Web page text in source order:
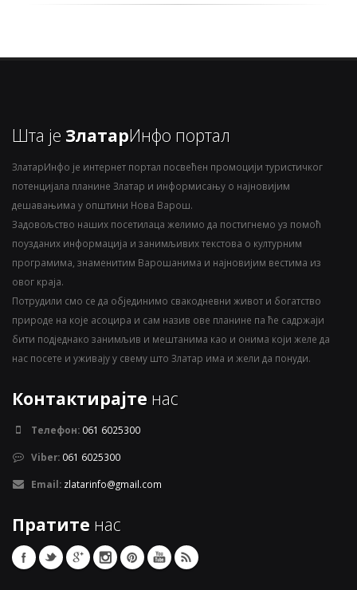
Шта је ЗлатарИнфо портал
ЗлатарИнфо је интернет портал посвећен промоцији туристичког
потенцијала планине Златар и информисању о најновијим
дешавањима у општини Нова Варош.
Задовољство наших посетилаца желимо да постигнемо уз помоћ
поузданих информација и занимљивих текстова о културним
програмима, знаменитим Варошанима и најновијим вестима из
овог краја.
Потрудили смо се да објединимо свакодневни живот и богатство
природе на које асоцира и сам назив ове планине па ће садржаји
бити подједнако занимљив и мештанима као и онима који желе да
нас посете и уживају у свему што Златар има и жели да понуди.
Контактирајте нас
Телефон: 061 6025300
Viber: 061 6025300
Email: zlatarinfo@gmail.com
Пратите нас